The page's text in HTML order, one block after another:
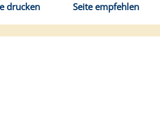
drucken Seite empfehlen